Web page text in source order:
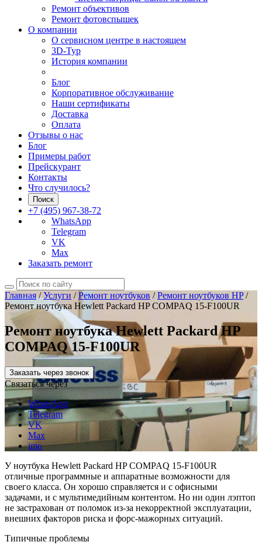
Ремонт объективов
Ремонт фотовспышек
О компании
О сервисном центре в настоящем
3D-Тур
История компании
Блог
Корпоративное обслуживание
Наши сертификаты
Доставка
Оплата
Отзывы о нас
Блог
Примеры работ
Прейскурант
Контакты
Что случилось?
Поиск
+7 (495) 967-38-72
WhatsApp
Telegram
VK
Max
Заказать ремонт
Главная/Услуги /Ремонт ноутбуков /Ремонт ноутбуков HP/
Ремонт ноутбука Hewlett Packard HP COMPAQ 15-F100UR
Ремонт ноутбука Hewlett Packard HP
COMPAQ 15-F100UR
Заказать через звонок
Связаться через
WhatsApp
Telegram
VK
Max
imo
У ноутбука Hewlett Packard HP COMPAQ 15-F100UR
отличные программные и аппаратные возможности для
своего класса. Он хорошо справляется и с офисными
задачами, и с мультимедийным контентом. Но ни один лэптоп
не застрахован от поломок из-за некорректной эксплуатации,
внешних факторов риска и форс-мажорных ситуаций.
Типичные проблемы